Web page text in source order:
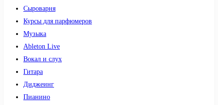
Сыроварня
Курсы для парфюмеров
Музыка
Ableton Live
Вокал и слух
Гитара
Диджеинг
Пианино